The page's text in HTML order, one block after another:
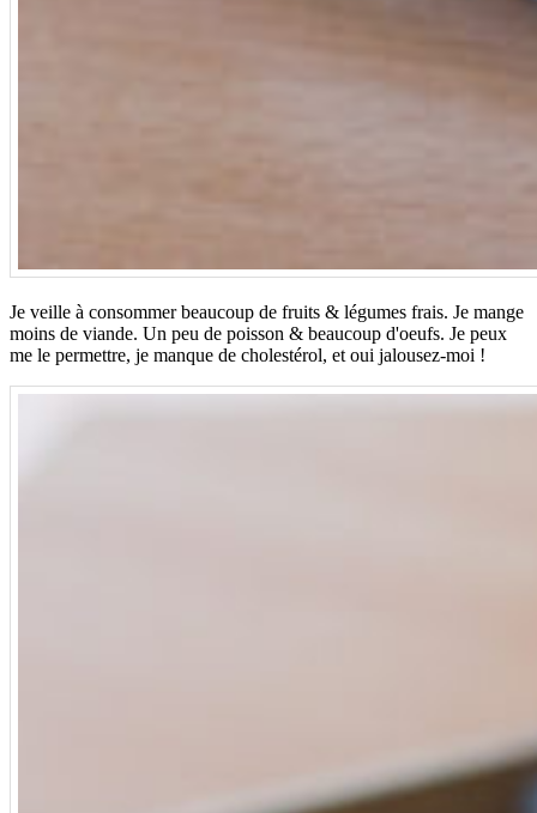
Je veille à consommer beaucoup de fruits & légumes frais. Je mange
moins de viande. Un peu de poisson & beaucoup d'oeufs. Je peux
me le permettre, je manque de cholestérol, et oui jalousez-moi !